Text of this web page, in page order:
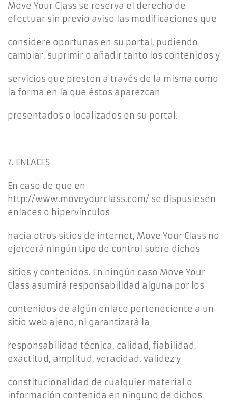
Move Your Class se reserva el derecho de
efectuar sin previo aviso las modificaciones que
considere oportunas en su portal, pudiendo
cambiar, suprimir o añadir tanto los contenidos y
servicios que presten a través de la misma como
la forma en la que éstos aparezcan
presentados o localizados en su portal.
7. ENLACES
En caso de que en
http://www.moveyourclass.com/ se dispusiesen
enlaces o hipervínculos
hacia otros sitios de internet, Move Your Class no
ejercerá ningún tipo de control sobre dichos
sitios y contenidos. En ningún caso Move Your
Class asumirá responsabilidad alguna por los
contenidos de algún enlace perteneciente a un
sitio web ajeno, ni garantizará la
responsabilidad técnica, calidad, fiabilidad,
exactitud, amplitud, veracidad, validez y
constitucionalidad de cualquier material o
información contenida en ninguno de dichos